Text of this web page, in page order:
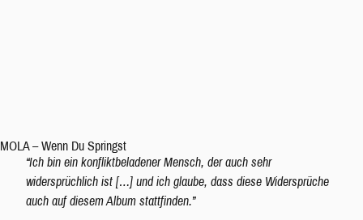
MOLA – Wenn Du Springst
“Ich bin ein konfliktbeladener Mensch, der auch sehr
widersprüchlich ist […] und ich glaube, dass diese Widersprüche
auch auf diesem Album stattfinden.”